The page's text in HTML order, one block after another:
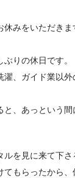
休みをいただき
りの休日です。
濯、ガイド業以
と、あっという
ルを見に来て下
てもらったから